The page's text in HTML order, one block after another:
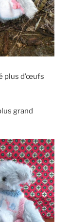
plus d’œufs
grand